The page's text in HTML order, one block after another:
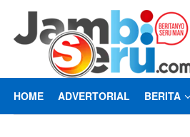
HOME ADVERTORIAL BERITA